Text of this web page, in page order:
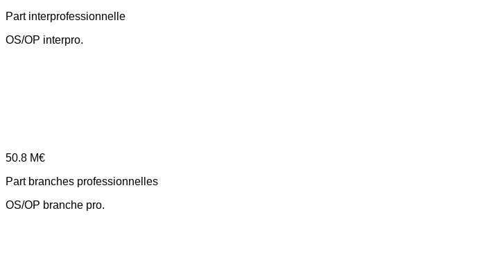
Part interprofessionnelle
OS/OP interpro.
50.8 M€
Part branches professionnelles
OS/OP branche pro.